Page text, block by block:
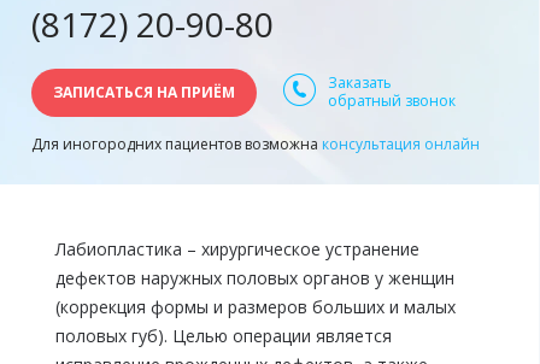
(8172) 20-90-80
ЗАПИСАТЬСЯ НА ПРИЁМ
Заказать
обратный звонок
Для иногородних пациентов возможна консультация онлайн
Лабиопластика – хирургическое устранение
дефектов наружных половых органов у женщин
(коррекция формы и размеров больших и малых
половых губ). Целью операции является